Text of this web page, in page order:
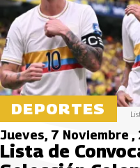
DEPORTES
Jueves, 7 Noviembre ,
Lista de